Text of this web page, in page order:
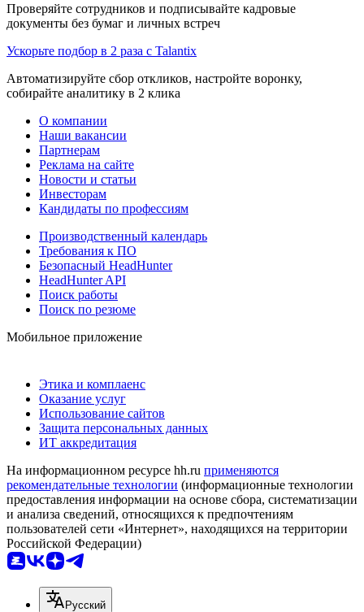
Проверяйте сотрудников и подписывайте кадровые
документы без бумаг и личных встреч
Ускорьте подбор в 2 раза с Talantix
Автоматизируйте сбор откликов, настройте воронку,
собирайте аналитику в 2 клика
О компании
Наши вакансии
Партнерам
Реклама на сайте
Новости и статьи
Инвесторам
Кандидаты по профессиям
Производственный календарь
Требования к ПО
Безопасный HeadHunter
HeadHunter API
Поиск работы
Поиск по резюме
Мобильное приложение
Этика и комплаенс
Оказание услуг
Использование сайтов
Защита персональных данных
ИТ аккредитация
На информационном ресурсе hh.ru применяются
рекомендательные технологии (информационные технологии
предоставления информации на основе сбора, систематизации
и анализа сведений, относящихся к предпочтениям
пользователей сети «Интернет», находящихся на территории
Российской Федерации)
Русский